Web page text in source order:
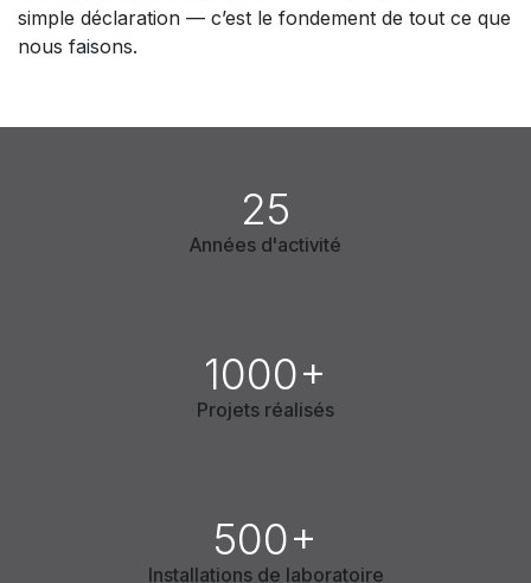
simple déclaration — c’est le fondement de tout ce que
nous faisons.
25
Années d'activité
1000+
Projets réalisés
500+
Installations de laboratoire